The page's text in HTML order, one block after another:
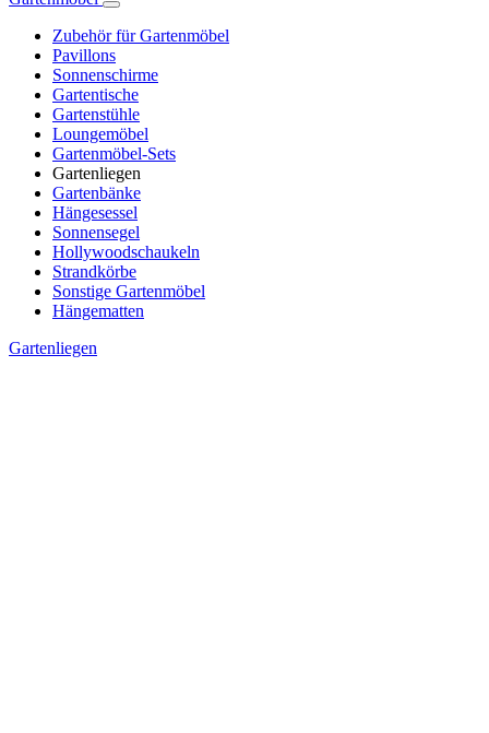
Zubehör für Gartenmöbel
Pavillons
Sonnenschirme
Gartentische
Gartenstühle
Loungemöbel
Gartenmöbel-Sets
Gartenliegen
Gartenbänke
Hängesessel
Sonnensegel
Hollywoodschaukeln
Strandkörbe
Sonstige Gartenmöbel
Hängematten
Gartenliegen